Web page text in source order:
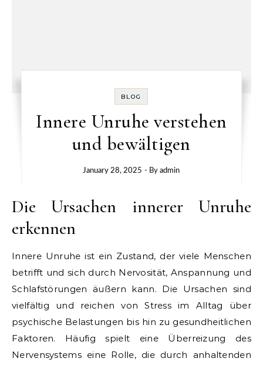
BLOG
Innere Unruhe verstehen
und bewältigen
January 28, 2025 - Byadmin
Die Ursachen innerer Unruhe
erkennen
Innere Unruhe ist ein Zustand, der viele Menschen
betrifft und sich durch Nervosität, Anspannung und
Schlafstörungen äußern kann. Die Ursachen sind
vielfältig und reichen von Stress im Alltag über
psychische Belastungen bis hin zu gesundheitlichen
Faktoren. Häufig spielt eine Überreizung des
Nervensystems eine Rolle, die durch anhaltenden